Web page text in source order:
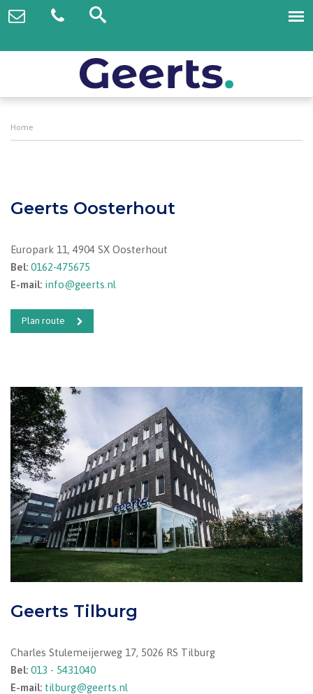
Home
Geerts Oosterhout
Europark 11, 4904 SX Oosterhout
Bel: 0162-475675
E-mail: info@geerts.nl
Plan route
Geerts Tilburg
Charles Stulemeijerweg 17, 5026 RS Tilburg
Bel: 013 - 5431040
E-mail: tilburg@geerts.nl